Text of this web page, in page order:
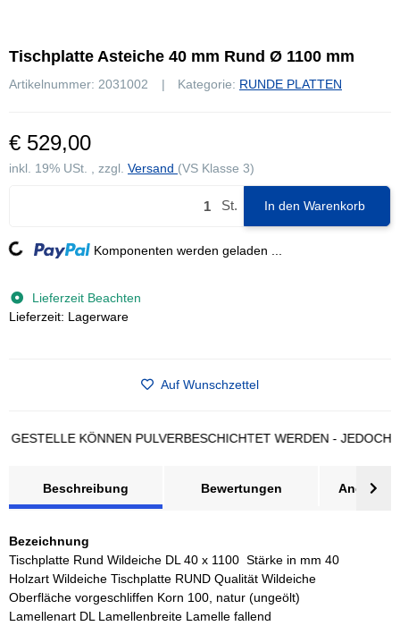
Tischplatte Asteiche 40 mm Rund Ø 1100 mm
Artikelnummer: 2031002 Kategorie: RUNDE PLATTEN
€ 529,00
inkl. 19% USt. , zzgl. Versand (VS Klasse 3)
St. In den Warenkorb
Loading... Komponenten werden geladen ...
Lieferzeit Beachten
Lieferzeit: Lagerware
Auf Wunschzettel
KÖNNEN PULVERBESCHICHTET WERDEN - JEDOCH
Beschreibung Bewertungen Angebot
Bezeichnung
Tischplatte Rund Wildeiche DL 40 x 1100 Stärke in mm 40
Holzart Wildeiche Tischplatte RUND Qualität Wildeiche
Oberfläche vorgeschliffen Korn 100, natur (ungeölt)
Lamellenart DL Lamellenbreite Lamelle fallend